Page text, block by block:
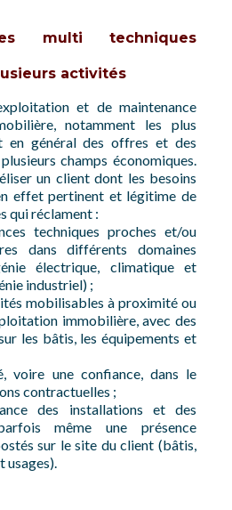
multi techniques
activités
et de maintenance
notamment les plus
en général des offres et des
champs économiques.
un client dont les besoins
effet pertinent et légitime de
qui réclament :
techniques proches et/ou
dans différents domaines
électrique, climatique et
industriel) ;
mobilisables à proximité ou
immobilière, avec des
les bâtis, les équipements et
voire une confiance, dans le
contractuelles ;
des installations et des
même une présence
sur le site du client (bâtis,
usages).